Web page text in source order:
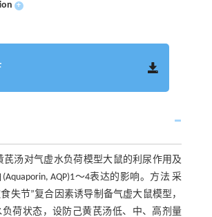
+
芪汤对气虚水负荷模型大鼠的利尿作用及
AQP)1～4表达的影响。方法 采
失节”复合因素诱导制备气虚大鼠模型，
负荷状态，设防己黄芪汤低、中、高剂量